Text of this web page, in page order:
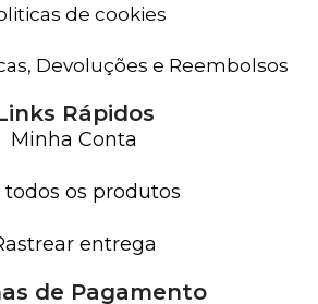
de cookies
Devoluções e Reembolsos
Rápidos
Minha Conta
todos os produtos
entrega
de Pagamento